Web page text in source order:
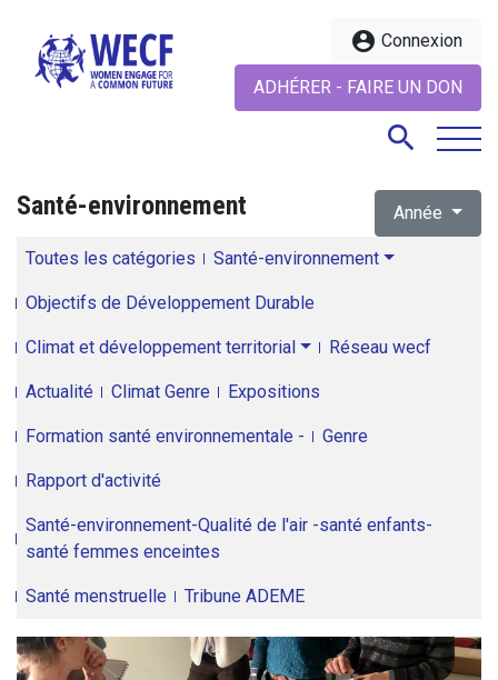
account_circle Connexion
ADHÉRER - FAIRE UN DON
search
Santé-environnement Année
Toutes les catégories Santé-environnement
Objectifs de Développement Durable
Climat et développement territorial Réseau wecf
Actualité Climat Genre Expositions
Formation santé environnementale - Genre
Rapport d'activité
Santé-environnement-Qualité de l'air -santé enfants-
santé femmes enceintes
Santé menstruelle Tribune ADEME